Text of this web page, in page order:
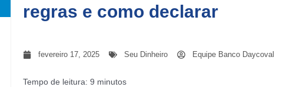
regras e como declarar
fevereiro 17, 2025 Seu Dinheiro Equipe Banco Daycoval
Tempo de leitura: 9 minutos